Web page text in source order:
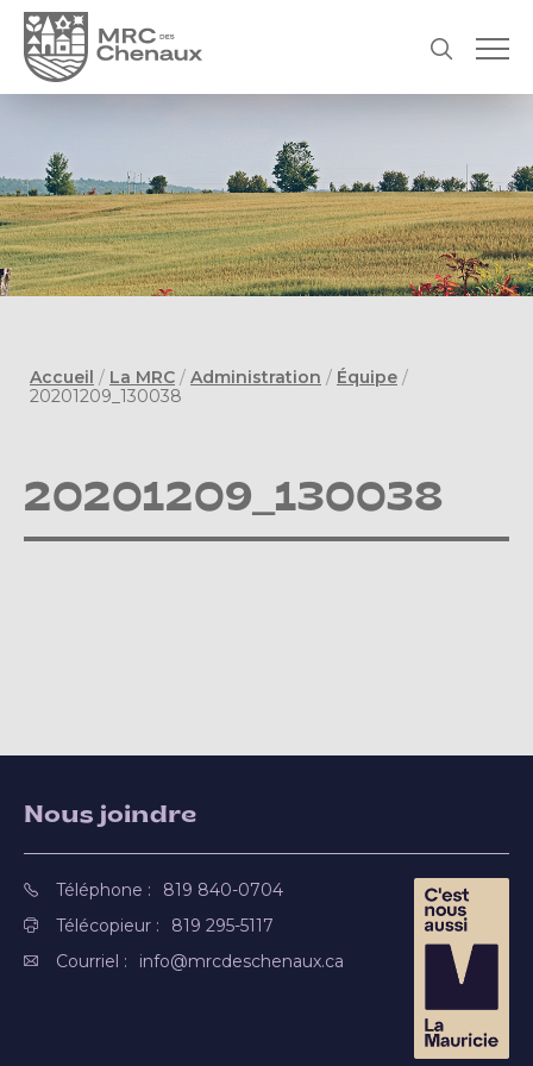
Accueil / La MRC / Administration / Équipe /
20201209_130038
20201209_130038
Nous joindre
Téléphone :
819 840-0704
Télécopieur :
819 295-5117
Courriel :
info@mrcdeschenaux.ca